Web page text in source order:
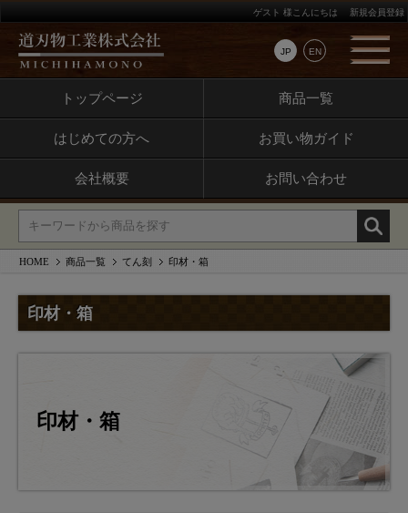
JP EN
ゲスト 様こんにちは 新規会員登録
トップページ 商品一覧
はじめての方へ お買い物ガイド
会社概要 お問い合わせ
HOME 商品一覧 てん刻 印材・箱
印材・箱
印材・箱